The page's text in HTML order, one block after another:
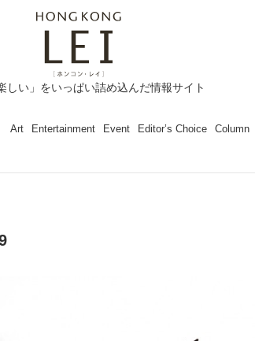
しい」をいっぱい詰め込んだ情報サイト
Art Entertainment Event Editor’s Choice Column